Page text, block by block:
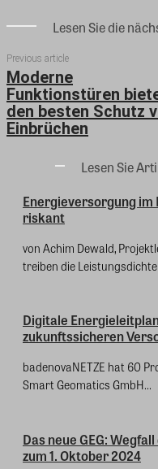
Lesen Sie die
Previous article
Moderne
Funktionstüren
den besten Schutz
Einbrüchen
Lesen Sie
Energieversorgung
riskant
von Achim Dewald,
treiben die
Digitale
zukunftssicheren
badenovaNETZE hat 60
Smart Geomatics GmbH...
Das neue GEG:
zum 1. Oktober 2024